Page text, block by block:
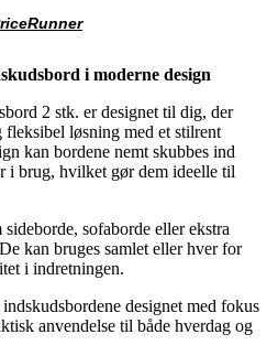
i moderne design
2 stk. er designet til dig, der
fleksibel løsning med et stilrent
kan bordene nemt skubbes ind
i brug, hvilket gør dem ideelle til
sofaborde eller ekstra
kan bruges samlet eller hver for
i indretningen.
designet med fokus
anvendelse til både hverdag og